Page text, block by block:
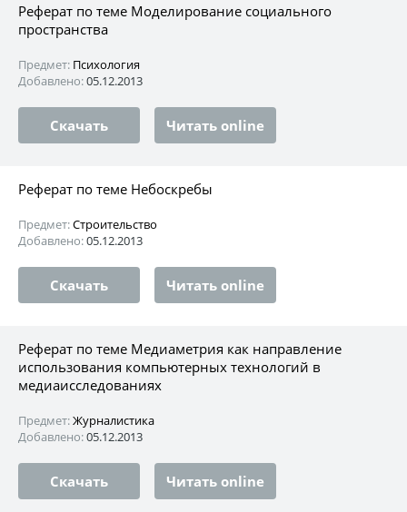
Реферат по теме Моделирование социального
пространства
Предмет: Психология
Добавлено:05.12.2013
Скачать Читать online
Реферат по теме Небоскребы
Предмет:Строительство
Добавлено:05.12.2013
Скачать Читать online
Реферат по теме Медиаметрия как направление
использования компьютерных технологий в
медиаисследованиях
Предмет:Журналистика
Добавлено:05.12.2013
Скачать Читать online